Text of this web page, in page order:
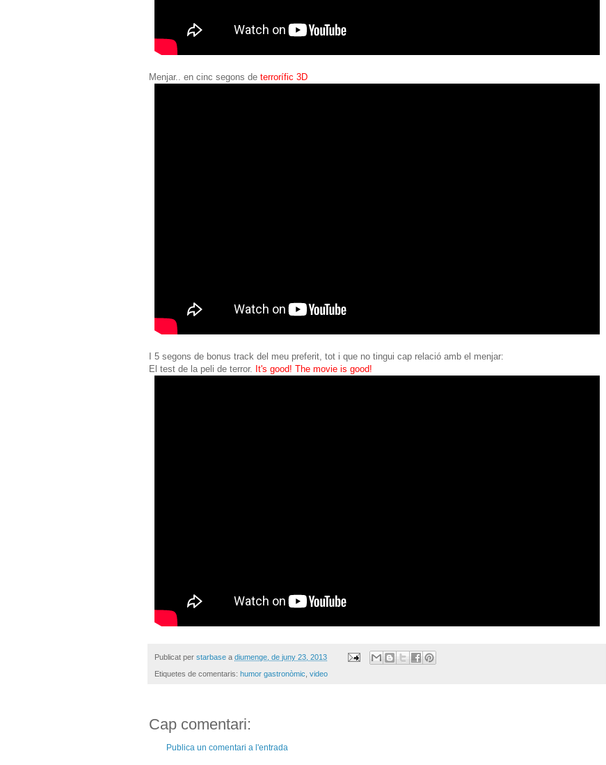
Menjar.. en cinc segons de terrorífic 3D
I 5 segons de bonus track del meu preferit, tot i que no tingui cap relació amb el menjar:
El test de la peli de terror. It's good! The movie is good!
Publicat per starbase a diumenge, de juny 23, 2013
Etiquetes de comentaris: humor gastronòmic video
Cap comentari:
Publica un comentari a l'entrada